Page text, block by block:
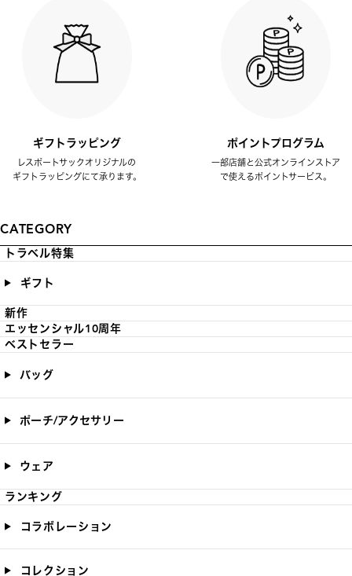
ギフトラッピング
レスポートサックオリジナルの
ギフトラッピングにて承ります。
ポイントプログラム
一部店舗と公式オンラインストア
で使えるポイントサービス。
CATEGORY
トラベル特集
ギフト
新作
エッセンシャル10周年
ベストセラー
バッグ
ポーチ/アクセサリー
ウェア
ランキング
コラボレーション
コレクション